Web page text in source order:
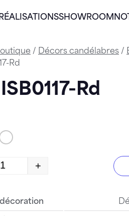
SHOWROOM
/ Décors candélabres /
Rd
Rd
quantité de ISB0117-Rd
+
décoration